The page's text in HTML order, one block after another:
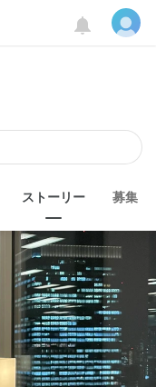
ストーリー 募集